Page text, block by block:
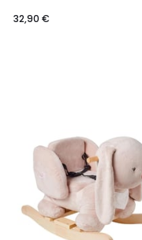
32,90 €